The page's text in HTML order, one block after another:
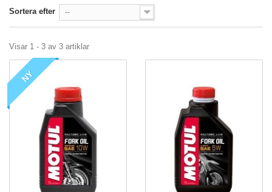
Sortera efter --
Visar 1 - 3 av 3 artiklar
NY